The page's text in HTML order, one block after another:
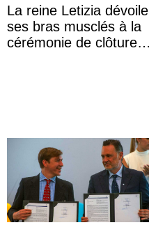
La reine Letizia dévoile
ses bras musclés à la
cérémonie de clôture